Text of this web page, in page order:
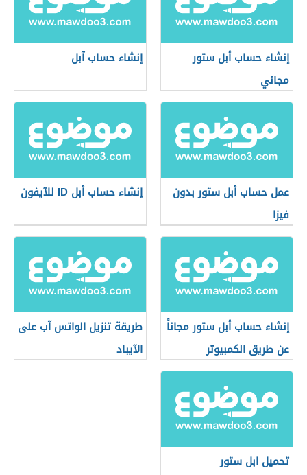
إنشاء حساب أبل ستور
مجاني
إنشاء حساب آبل
عمل حساب أبل ستور بدون
فيزا
إنشاء حساب أبل ID للآيفون
إنشاء حساب أبل ستور مجاناً
عن طريق الكمبيوتر
طريقة تنزيل الواتس آب على
الآيباد
تحميل ابل ستور